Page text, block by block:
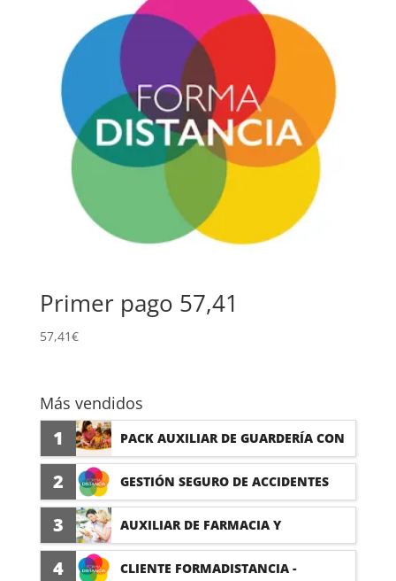
Primer pago 57,41
57,41€
Más vendidos
1 PACK AUXILIAR DE GUARDERÍA CON
PRÁCTICAS
2 GESTIÓN SEGURO DE ACCIDENTES
(PRÁCTICAS FORMATIVAS)
3 AUXILIAR DE FARMACIA Y
PARAFARMACIA CON PRÁCTICAS
4 CLIENTE FORMADISTANCIA -